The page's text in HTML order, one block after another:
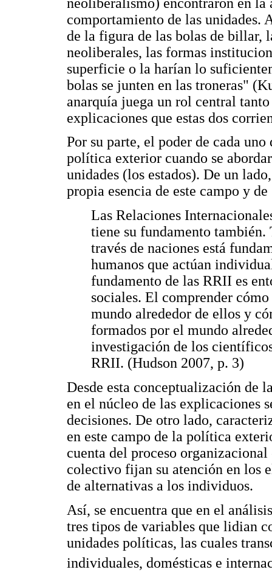
comportamiento de las unidades.
de la figura de las bolas de billar,
neoliberales, las formas
superficie o la harían lo
bolas se junten en las troneras"
anarquía juega un rol central
explicaciones que estas dos
Por su parte, el poder de cada
política exterior cuando se
unidades (los estados). De un
propia esencia de este campo y
Las Relaciones
tiene su fundamento también.
través de naciones está
humanos que actúan
fundamento de las RRII es
sociales. El comprender
mundo alrededor de ellos y
formados por el mundo
investigación de los
RRII. (Hudson 2007, p. 3)
Desde esta conceptualización de
en el núcleo de las explicaciones
decisiones. De otro lado,
en este campo de la política
cuenta del proceso
colectivo fijan su atención en los
de alternativas a los individuos.
Así, se encuentra que en el
tres tipos de variables que lidian
unidades políticas, las cuales
individuales, domésticas e